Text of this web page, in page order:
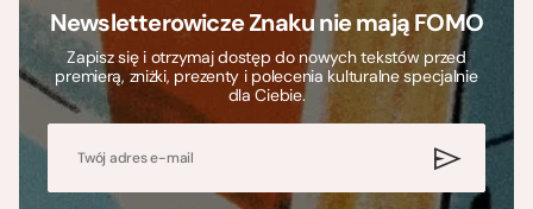
Newsletterowicze Znaku nie mają FOMO
Zapisz się i otrzymaj dostęp do nowych tekstów przed
premierą, zniżki, prezenty i polecenia kulturalne specjalnie
dla Ciebie.